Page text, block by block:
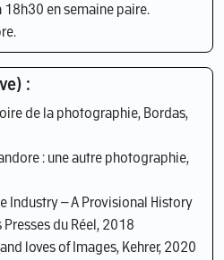
18h30 en semaine paire.
:
de la photographie, Bordas,
: une autre photographie,
Industry – A Provisional History
du Réel, 2018
loves of Images, Kehrer, 2020